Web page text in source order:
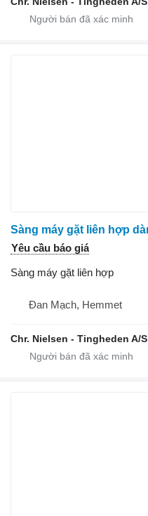
Yêu cầu báo giá
Sàng máy gặt liên hợp
Đan Mạch, Hemmet
Chr. Nielsen - Tingheden A/S